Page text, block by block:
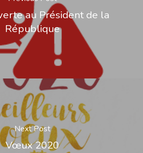
au Président de la
République
Next Post
Vœux 2020